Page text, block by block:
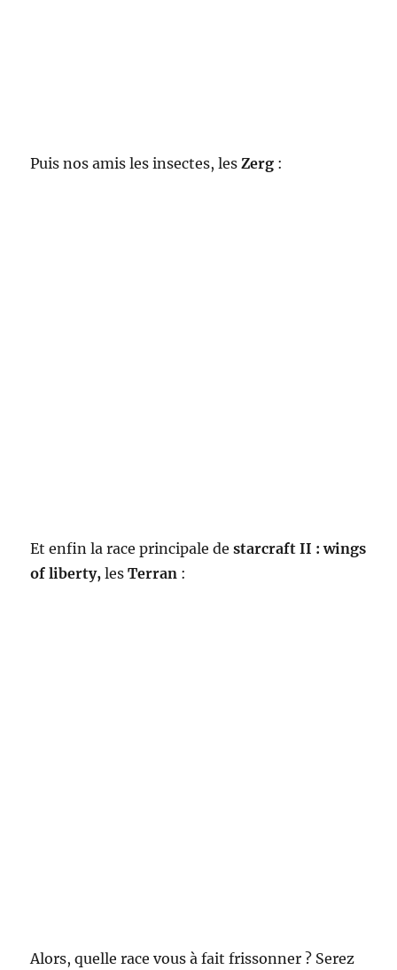
Puis nos amis les insectes, lesZerg :
Et enfin la race principale destarcraft II : wings
of liberty,lesTerran :
Alors, quelle race vous à fait frissonner ? Serez